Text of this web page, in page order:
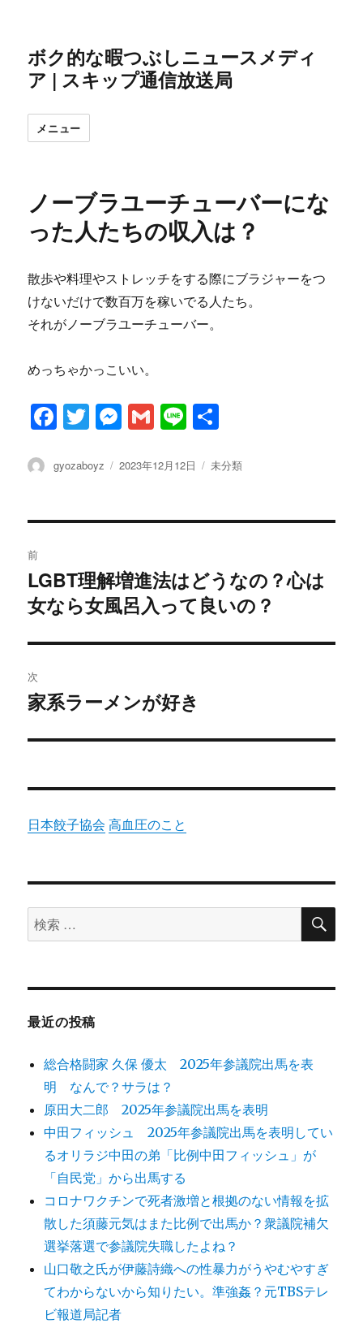
ボク的な暇つぶしニュースメディ
ア | スキップ通信放送局
メニュー
ノーブラユーチューバーにな
った人たちの収入は？
散歩や料理やストレッチをする際にブラジャーをつ
けないだけで数百万を稼いでる人たち。
それがノーブラユーチューバー。
めっちゃかっこいい。
F
c
b
o
k
T
it
r
M
se
g
G
ai
Li
e
投
gyozaboyz
投
2023年12月12日
カ
未分類
稿
ナ
ビ
ゲ
ー
シ
ン
前
過
去
投
稿:
LGBT理解増進法はどうなの？心は
女なら女風呂入って良いの？
次
次
投
家系ラーメンが好き
日本餃子協会 高血圧のこと
検
索
象:
検
最近の投稿
総合格闘家 久保 優太 2025年参議院出馬を表
明 なんで？サラは？
原田大二郎 2025年参議院出馬を表明
中田フィッシュ 2025年参議院出馬を表明してい
るオリラジ中田の弟「比例中田フィッシュ」が
「自民党」から出馬する
コロナワクチンで死者激増と根拠のない情報を拡
散した須藤元気はまた比例で出馬か？衆議院補欠
選挙落選で参議院失職したよね？
山口敬之氏が伊藤詩織への性暴力がうやむやすぎ
てわからないから知りたい。準強姦？元TBSテレ
ビ報道局記者